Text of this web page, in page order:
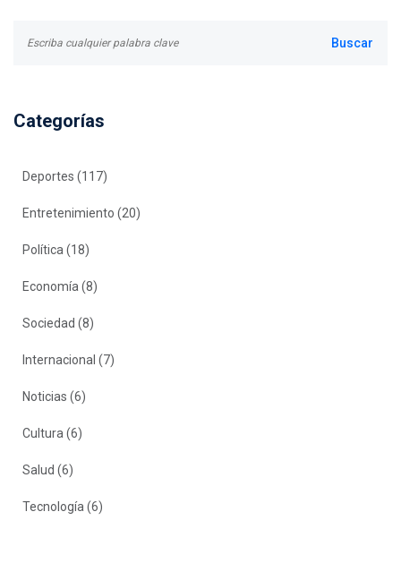
Categorías
Deportes (117)
Entretenimiento (20)
Política (18)
Economía (8)
Sociedad (8)
Internacional (7)
Noticias (6)
Cultura (6)
Salud (6)
Tecnología (6)